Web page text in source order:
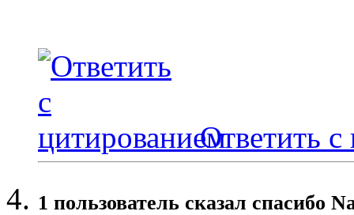
Ответить с
1 пользователь сказал cпасибо